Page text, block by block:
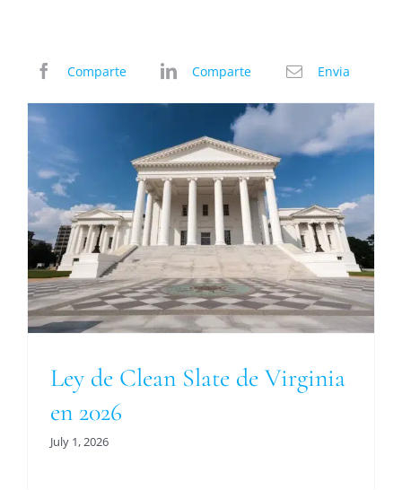
Comparte Comparte Envia
Ley de Clean Slate de Virginia
en 2026
July 1, 2026